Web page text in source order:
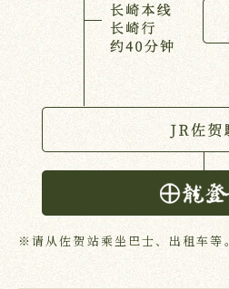
※请从佐贺站乘坐巴士、出租车等。